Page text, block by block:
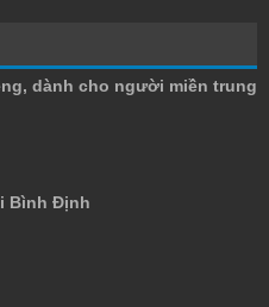
dành cho người miền trung
Bình Định